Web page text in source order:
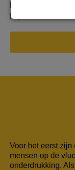
bestellen? Kijk
https://
Voor het eerst
mensen op de
onderdrukking.